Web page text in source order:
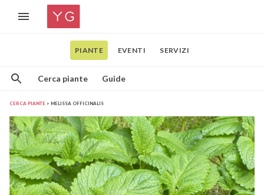
PIANTE EVENTI SERVIZI
Cerca piante Guide
CERCA PIANTE MELISSA OFFICINALIS